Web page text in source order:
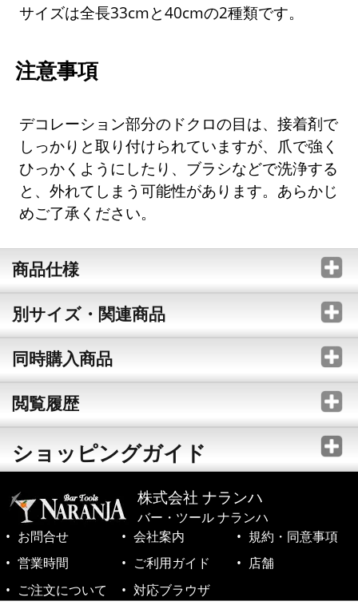
サイズは全長33cmと40cmの2種類です。
注意事項
デコレーション部分のドクロの目は、接着剤で
しっかりと取り付けられていますが、爪で強く
ひっかくようにしたり、ブラシなどで洗浄する
と、外れてしまう可能性があります。あらかじ
めご了承ください。
商品仕様
別サイズ・関連商品
同時購入商品
閲覧履歴
ショッピングガイド
株式会社 ナランハ
バー・ツール ナランハ
お問合せ
会社案内
規約・同意事項
営業時間
ご利用ガイド
店舗
ご注文について
対応ブラウザ